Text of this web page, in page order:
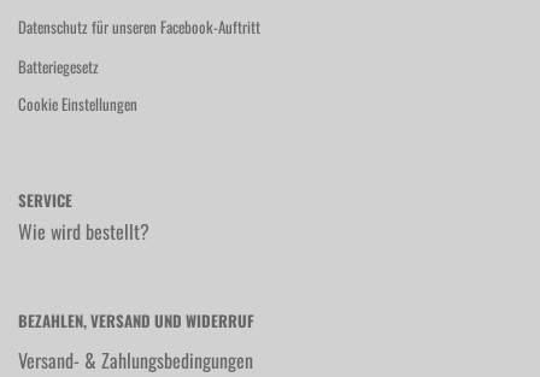
Datenschutz für unseren Facebook-Auftritt
Batteriegesetz
Cookie Einstellungen
SERVICE
Wie wird bestellt?
BEZAHLEN, VERSAND UND WIDERRUF
Versand- & Zahlungsbedingungen